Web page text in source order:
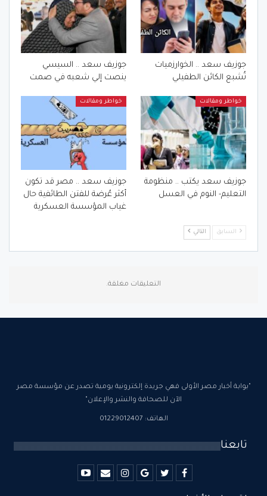
جوزيف سعد .. الخوارزميات
تُشبع الكائن الطفيلي
جوزيف سعد .. السيسي
ينصت إلي شعبه في صمت
خواطر ومقالات
جوزيف سعد يكتب .. منظومة
التعليم- النوم في العسل
خواطر ومقالات
جوزيف سعد .. مصر قد تكون
أكثر عُرضة للفتن الطائفية حال
غياب المؤسسة العسكرية
السابق التالي
التعليقات مغلقة.
"بوابة أخبار مصر الأولى فهي جريدة إلكترونية يومية تصدر عن مؤسسة مصر
الآن للصحافة والنشر والإعلان"
الهاتف: 01229012407
تابعنا